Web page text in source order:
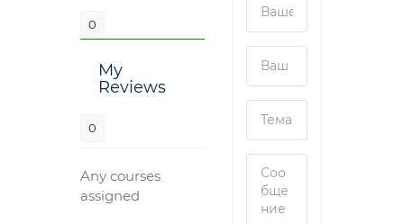
0
My
Reviews
0
Any courses
assigned